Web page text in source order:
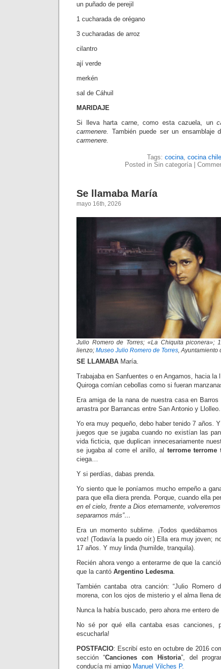
un puñado de perejil
1 cucharada de orégano
3 cucharadas de arroz
cilantro
ají verde
merkén
sal de Cáhuil
MARIDAJE
Si lleva harta carne, como esta cazuela, un
carmenere. También puede ser un ensamblaje
carmenere.
Tags: cocina, cocina
Posted in Sin categoría |
Se llamaba María
mayo 16th, 2026
Julio Romero de Torres; «La Chiquita piconera»;
lienzo; Museo Julio Romero de Torres, Ayuntamiento
SE LLAMABA María.
Trabajaba en Sanfuentes o en Angamos, hacia la
Quiroga comían cebollas como si fueran
Era amiga de la nana de nuestra casa en
arrastra por Barrancas entre San Antonio y Llolleo.
Yo era muy pequeño, debo haber tenido 7 años.
juegos que se jugaba cuando no existían las
vida ficticia, que duplican innecesariamente
se jugaba al corre el anillo, al terrome terrome
ciega…
Y si perdías, dabas prenda.
Yo siento que le poníamos mucho empeño a
para que ella diera prenda. Porque, cuando ella
en el cielo, frente a Dios eternamente,
separarnos más”…
Era un momento sublime. ¡Todos
voz! (Todavía la puedo oír.) Ella era muy joven;
17 años. Y muy linda (humilde, tranquila).
Recién ahora vengo a enterarme de que la
que la cantó Argentino Ledesma.
También cantaba otra canción: “Julio Romero
morena, con los ojos de misterio y el alma llena
Nunca la había buscado, pero ahora me entero
No sé por qué ella cantaba esas canciones,
escucharla!
POSTFACIO: Escribí esto en octubre de 2016
sección “Canciones con Historia”, del
conducía mi amigo Manuel Vilches P.